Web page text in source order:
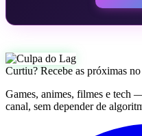
Curtiu? Recebe as próximas
Games, animes, filmes e tech
canal, sem depender de